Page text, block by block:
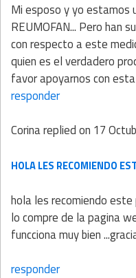
Mi esposo y yo estamos
REUMOFAN... Pero han
con respecto a este
quien es el verdadero
favor apoyarnos con
responder
Corinareplied on 17
HOLA LES RECOMIENDO
hola les recomiendo este
lo compre de la pagina
funcciona muy bien
responder